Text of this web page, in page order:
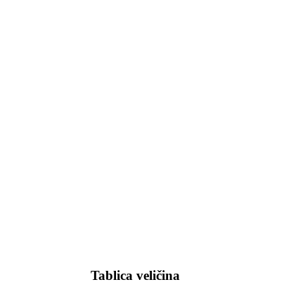
Tablica veličina